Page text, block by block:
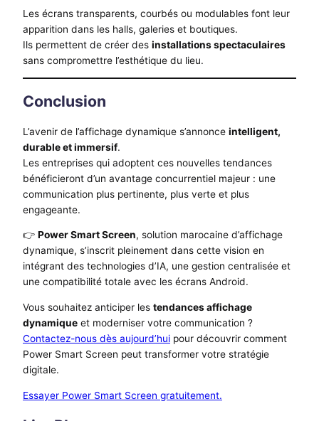
Les écrans transparents, courbés ou modulables font leur
apparition dans les halls, galeries et boutiques.
Ils permettent de créer des installations spectaculaires
sans compromettre l’esthétique du lieu.
Conclusion
L’avenir de l’affichage dynamique s’annonce intelligent,
durable et immersif.
Les entreprises qui adoptent ces nouvelles tendances
bénéficieront d’un avantage concurrentiel majeur : une
communication plus pertinente, plus verte et plus
engageante.
👉 Power Smart Screen, solution marocaine d’affichage
dynamique, s’inscrit pleinement dans cette vision en
intégrant des technologies d’IA, une gestion centralisée et
une compatibilité totale avec les écrans Android.
Vous souhaitez anticiper les tendances affichage
dynamique et moderniser votre communication ?
Contactez-nous dès aujourd’hui pour découvrir comment
Power Smart Screen peut transformer votre stratégie
digitale.
Essayer Power Smart Screen gratuitement.